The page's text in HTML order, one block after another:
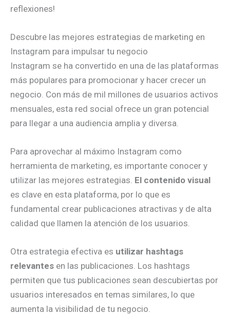
reflexiones!
Descubre las mejores estrategias de marketing en
Instagram para impulsar tu negocio
Instagram se ha convertido en una de las plataformas
más populares para promocionar y hacer crecer un
negocio. Con más de mil millones de usuarios activos
mensuales, esta red social ofrece un gran potencial
para llegar a una audiencia amplia y diversa.
Para aprovechar al máximo Instagram como
herramienta de marketing, es importante conocer y
utilizar las mejores estrategias. El contenido visual
es clave en esta plataforma, por lo que es
fundamental crear publicaciones atractivas y de alta
calidad que llamen la atención de los usuarios.
Otra estrategia efectiva es utilizar hashtags
relevantes en las publicaciones. Los hashtags
permiten que tus publicaciones sean descubiertas por
usuarios interesados en temas similares, lo que
aumenta la visibilidad de tu negocio.